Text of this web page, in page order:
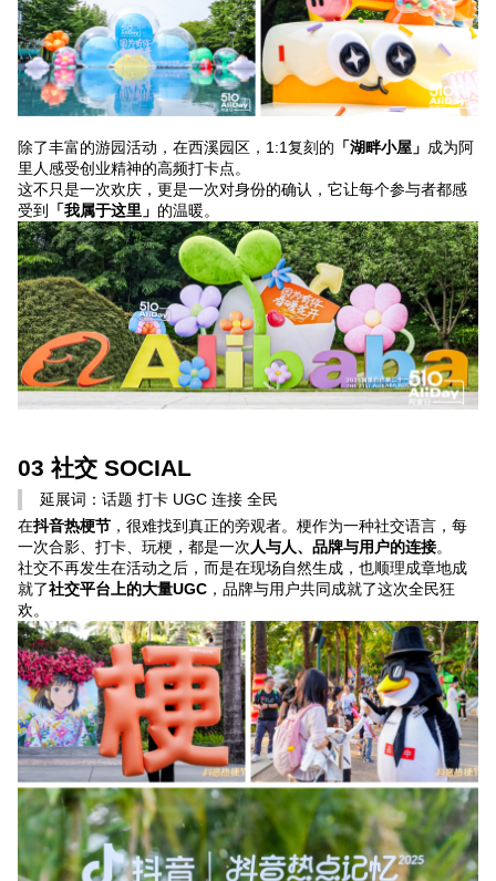
除了丰富的游园活动，在西溪园区，1:1复刻的 「湖畔小屋」 成为阿
里人感受创业精神的高频打卡点。
这不只是一次欢庆，更是一次对身份的确认，它让每个参与者都感
受到
「我属于这里」 的温暖。
03 社交 SOCIAL
延展词：话题 打卡 UGC 连接 全民
在抖音热梗节 ，很难找到真正的旁观者。梗作为一种社交语言，每
一次合影、打卡、玩梗，都是一次 人与人、品牌与用户的连接。
社交不再发生在活动之后，而是在现场自然生成，也顺理成章地成
就了社交平台上的大量UGC ，品牌与用户共同成就了这次全民狂
欢。